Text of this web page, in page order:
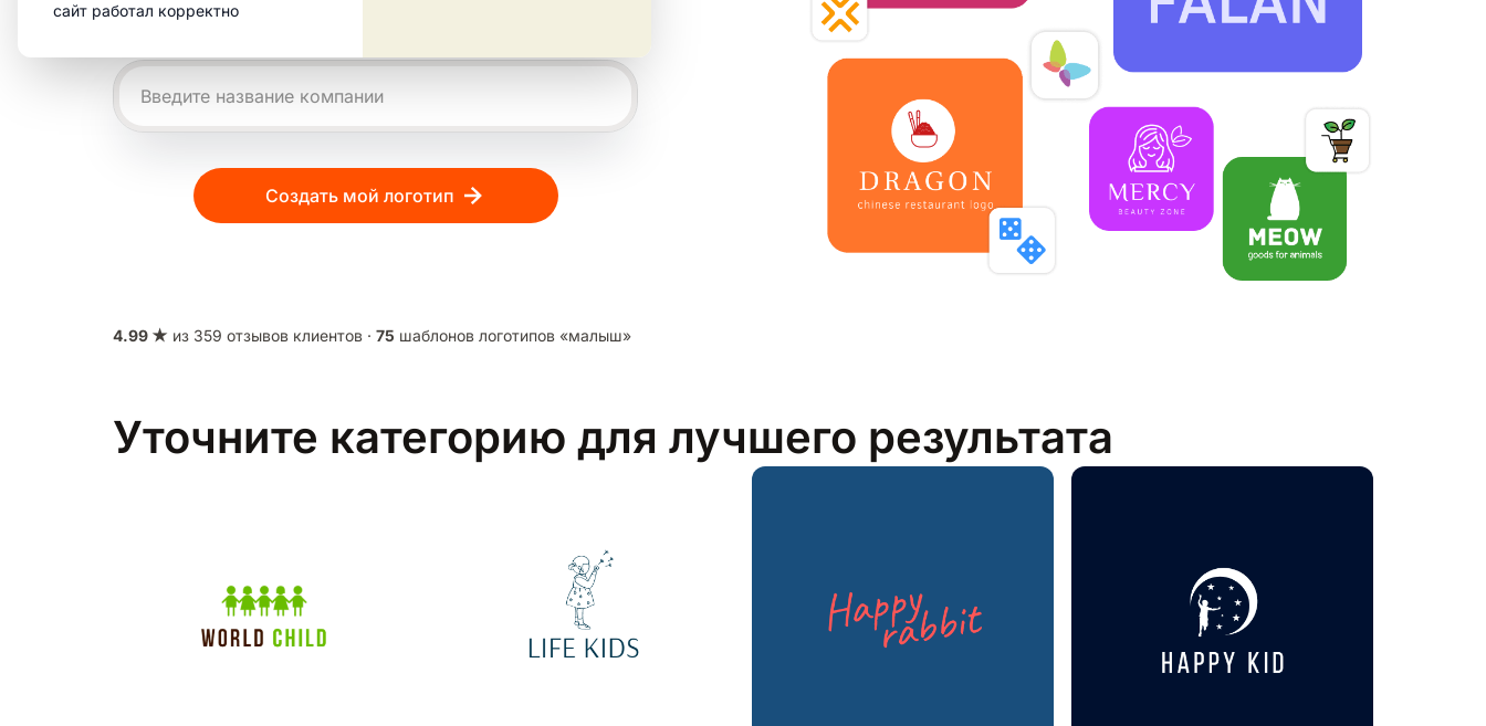
сайт работал корректно
что нужно для печати, веба и социальных сетей.
Создать мой логотип
4.99 ★ из 359 отзывов клиентов · 75 шаблонов логотипов «малыш»
Уточните категорию для лучшего результата